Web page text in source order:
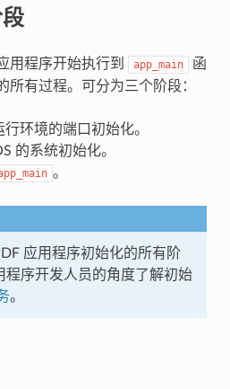
用程序开始执行到 app_main
函
所有过程。可分为三个阶段：
环境的端口初始化。
的系统初始化。
。
应用程序初始化的所有阶
程序开发人员的角度了解初始
。